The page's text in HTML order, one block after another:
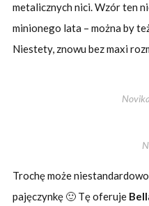
metalicznych nici. Wzór ten
minionego lata – można by
Niestety, znowu bez maxi
Trochę może
pajęczynkę 🙂 Tę oferuje